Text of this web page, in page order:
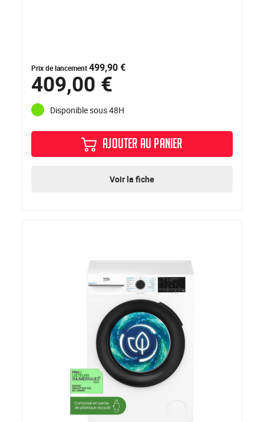
Prix de lancement499,90 €
409,00 €
Disponible sous 48H
AJOUTER AU PANIER
Voir la fiche